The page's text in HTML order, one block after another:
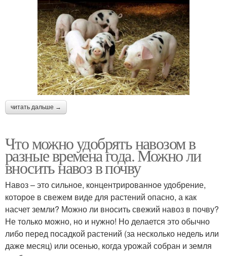
читать дальше →
Что можно удобрять навозом в
разные времена года. Можно ли
вносить навоз в почву
Навоз – это сильное, концентрированное удобрение,
которое в свежем виде для растений опасно, а как
насчет земли? Можно ли вносить свежий навоз в почву?
Не только можно, но и нужно! Но делается это обычно
либо перед посадкой растений (за несколько недель или
даже месяц) или осенью, когда урожай собран и земля